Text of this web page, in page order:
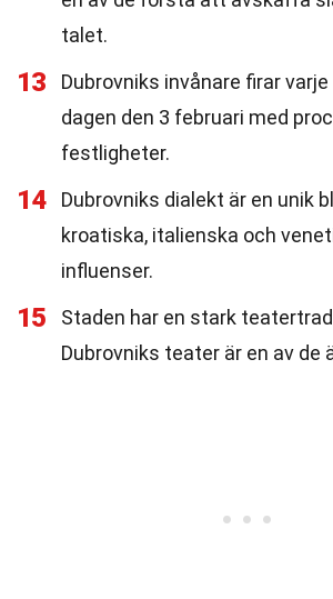
talet.
13
Dubrovniks invånare firar
dagen den 3 februari med
festligheter.
14
Dubrovniks dialekt är en unik
kroatiska, italienska och
influenser.
15
Staden har en stark
Dubrovniks teater är en av de